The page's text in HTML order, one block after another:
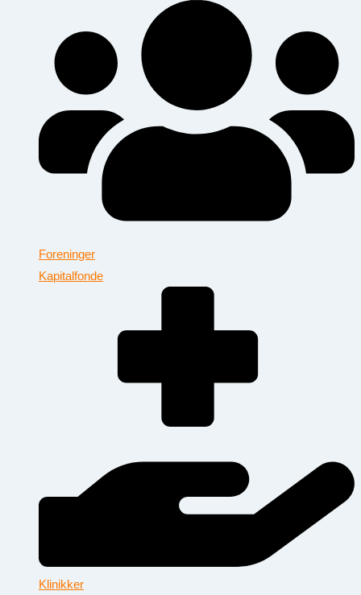
Foreninger
Kapitalfonde
Klinikker